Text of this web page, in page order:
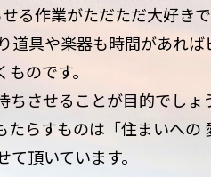
る作業がただただ大好きで
具や楽器も時間があれば
のです。
ちさせることが目的でしょ
たらすものは「住まいへの
頂いています。